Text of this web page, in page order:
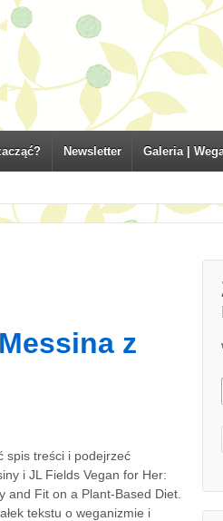
Newsletter Galeria |
z
spis treści i podejrzeć
i JL Fields Vegan for Her:
and Fit on a Plant-Based Diet.
tekstu o weganizmie i